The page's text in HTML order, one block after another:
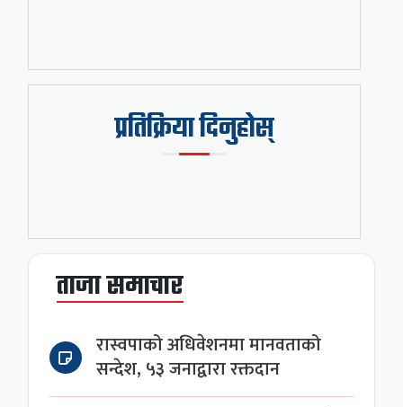
प्रतिक्रिया दिनुहोस्
ताजा समाचार
रास्वपाको अधिवेशनमा मानवताको
सन्देश, ५३ जनाद्वारा रक्तदान